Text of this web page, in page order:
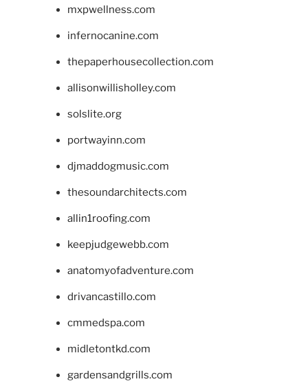
mxpwellness.com
infernocanine.com
thepaperhousecollection.com
allisonwillisholley.com
solslite.org
portwayinn.com
djmaddogmusic.com
thesoundarchitects.com
allin1roofing.com
keepjudgewebb.com
anatomyofadventure.com
drivancastillo.com
cmmedspa.com
midletontkd.com
gardensandgrills.com